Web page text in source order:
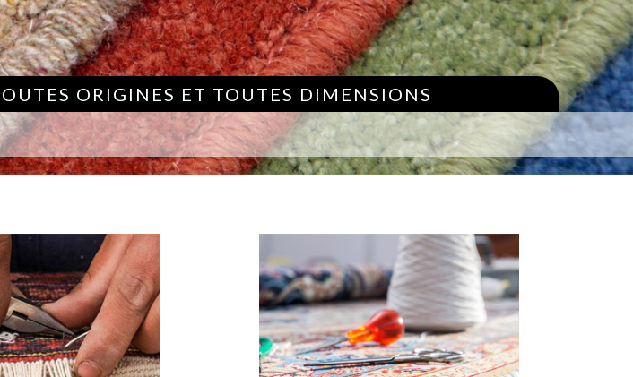
ORIGINES ET TOUTES DIMENSIONS